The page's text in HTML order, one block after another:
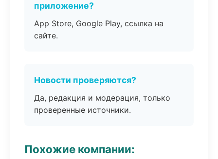
приложение?
App Store, Google Play, ссылка на
сайте.
Новости проверяются?
Да, редакция и модерация, только
проверенные источники.
Похожие компании: